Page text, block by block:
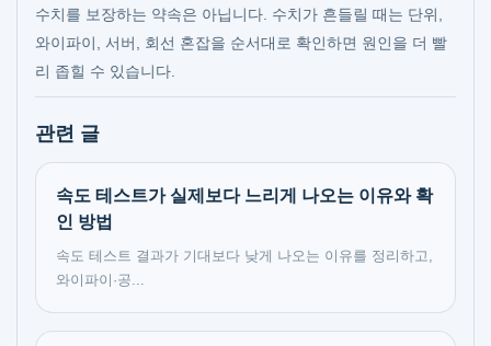
수치를 보장하는 약속은 아닙니다. 수치가 흔들릴 때는 단위,
와이파이, 서버, 회선 혼잡을 순서대로 확인하면 원인을 더 빨
리 좁힐 수 있습니다.
관련 글
속도 테스트가 실제보다 느리게 나오는 이유와 확
인 방법
속도 테스트 결과가 기대보다 낮게 나오는 이유를 정리하고,
와이파이·공...